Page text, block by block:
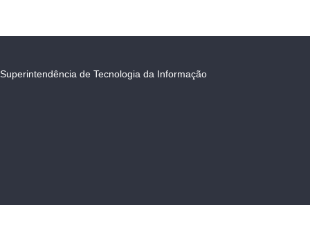
Superintendência de Tecnologia da Informação